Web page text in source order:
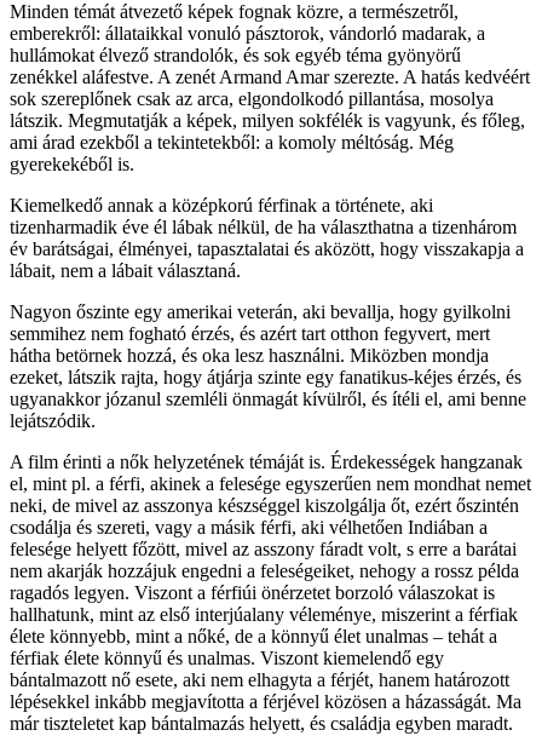
Minden témát átvezető képek fognak közre, a természetről,
emberekről: állataikkal vonuló pásztorok, vándorló madarak, a
hullámokat élvező strandolók, és sok egyéb téma gyönyörű
zenékkel aláfestve. A zenét Armand Amar szerezte. A hatás kedvéért
sok szereplőnek csak az arca, elgondolkodó pillantása, mosolya
látszik. Megmutatják a képek, milyen sokfélék is vagyunk, és főleg,
ami árad ezekből a tekintetekből: a komoly méltóság. Még
gyerekekéből is.
Kiemelkedő annak a középkorú férfinak a története, aki
tizenharmadik éve él lábak nélkül, de ha választhatna a tizenhárom
év barátságai, élményei, tapasztalatai és aközött, hogy visszakapja a
lábait, nem a lábait választaná.
Nagyon őszinte egy amerikai veterán, aki bevallja, hogy gyilkolni
semmihez nem fogható érzés, és azért tart otthon fegyvert, mert
hátha betörnek hozzá, és oka lesz használni. Miközben mondja
ezeket, látszik rajta, hogy átjárja szinte egy fanatikus-kéjes érzés, és
ugyanakkor józanul szemléli önmagát kívülről, és ítéli el, ami benne
lejátszódik.
A film érinti a nők helyzetének témáját is. Érdekességek hangzanak
el, mint pl. a férfi, akinek a felesége egyszerűen nem mondhat nemet
neki, de mivel az asszonya készséggel kiszolgálja őt, ezért őszintén
csodálja és szereti, vagy a másik férfi, aki vélhetően Indiában a
felesége helyett főzött, mivel az asszony fáradt volt, s erre a barátai
nem akarják hozzájuk engedni a feleségeiket, nehogy a rossz példa
ragadós legyen. Viszont a férfiúi önérzetet borzoló válaszokat is
hallhatunk, mint az első interjúalany véleménye, miszerint a férfiak
élete könnyebb, mint a nőké, de a könnyű élet unalmas – tehát a
férfiak élete könnyű és unalmas. Viszont kiemelendő egy
bántalmazott nő esete, aki nem elhagyta a férjét, hanem határozott
lépésekkel inkább megjavította a férjével közösen a házasságát. Ma
már tiszteletet kap bántalmazás helyett, és családja egyben maradt.